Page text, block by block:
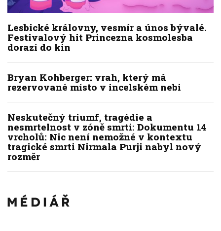
Lesbické královny, vesmír a únos bývalé.
Festivalový hit Princezna kosmolesba
dorazí do kin
Bryan Kohberger: vrah, který má
rezervované místo v incelském nebi
Neskutečný triumf, tragédie a
nesmrtelnost v zóně smrti: Dokumentu 14
vrcholů: Nic není nemožné v kontextu
tragické smrti Nirmala Purji nabyl nový
rozměr